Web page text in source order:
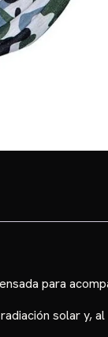
para
solar y,